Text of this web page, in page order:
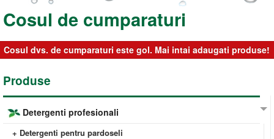
Cosul de cumparaturi
Cosul dvs. de cumparaturi este gol. Mai intai adaugati produse!
Produse
Detergenti profesionali
+ Detergenti pentru pardoseli